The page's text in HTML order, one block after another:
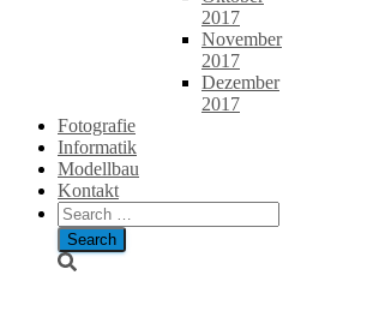
2017
November
2017
Dezember
2017
Fotografie
Informatik
Modellbau
Kontakt
Search
for: